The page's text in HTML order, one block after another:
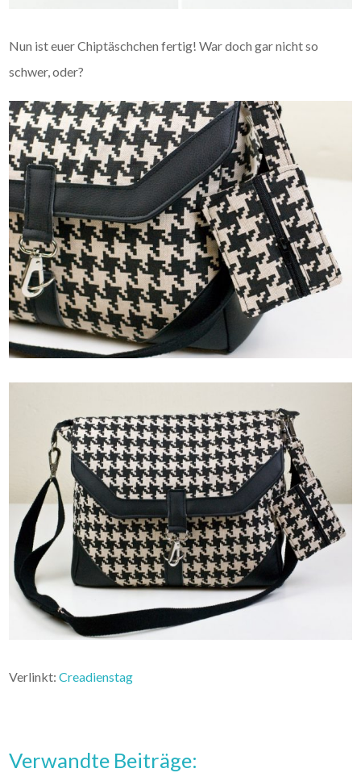
Nun ist euer Chiptäschchen fertig! War doch gar nicht so
schwer, oder?
Verlinkt:Creadienstag
Verwandte Beiträge: